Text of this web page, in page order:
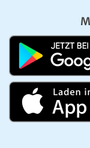
Das aktuelle
Unwetter